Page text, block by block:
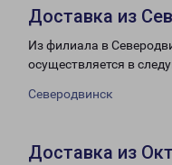
Доставка из
Из филиала в
осуществляется в
Северодвинск
Доставка из